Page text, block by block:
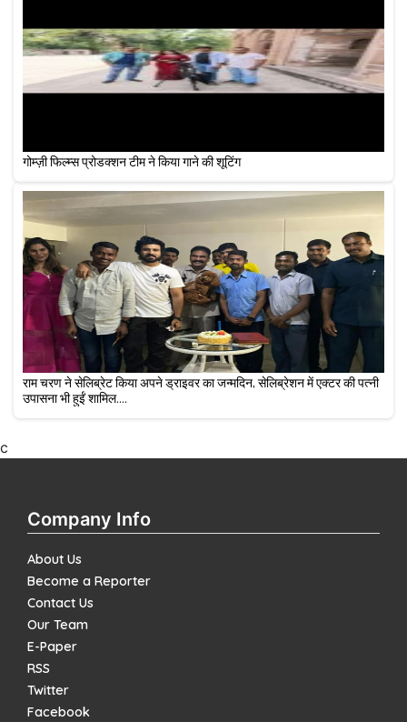
गोम्ज़ी फिल्म्स प्रोडक्शन टीम ने किया गाने की शूटिंग
राम चरण ने सेलिब्रेट किया अपने ड्राइवर का जन्मदिन, सेलिब्रेशन में एक्टर की पत्नी
उपासना भी हुईं शामिल....
c
Company Info
About Us
Become a Reporter
Contact Us
Our Team
E-Paper
RSS
Twitter
Facebook